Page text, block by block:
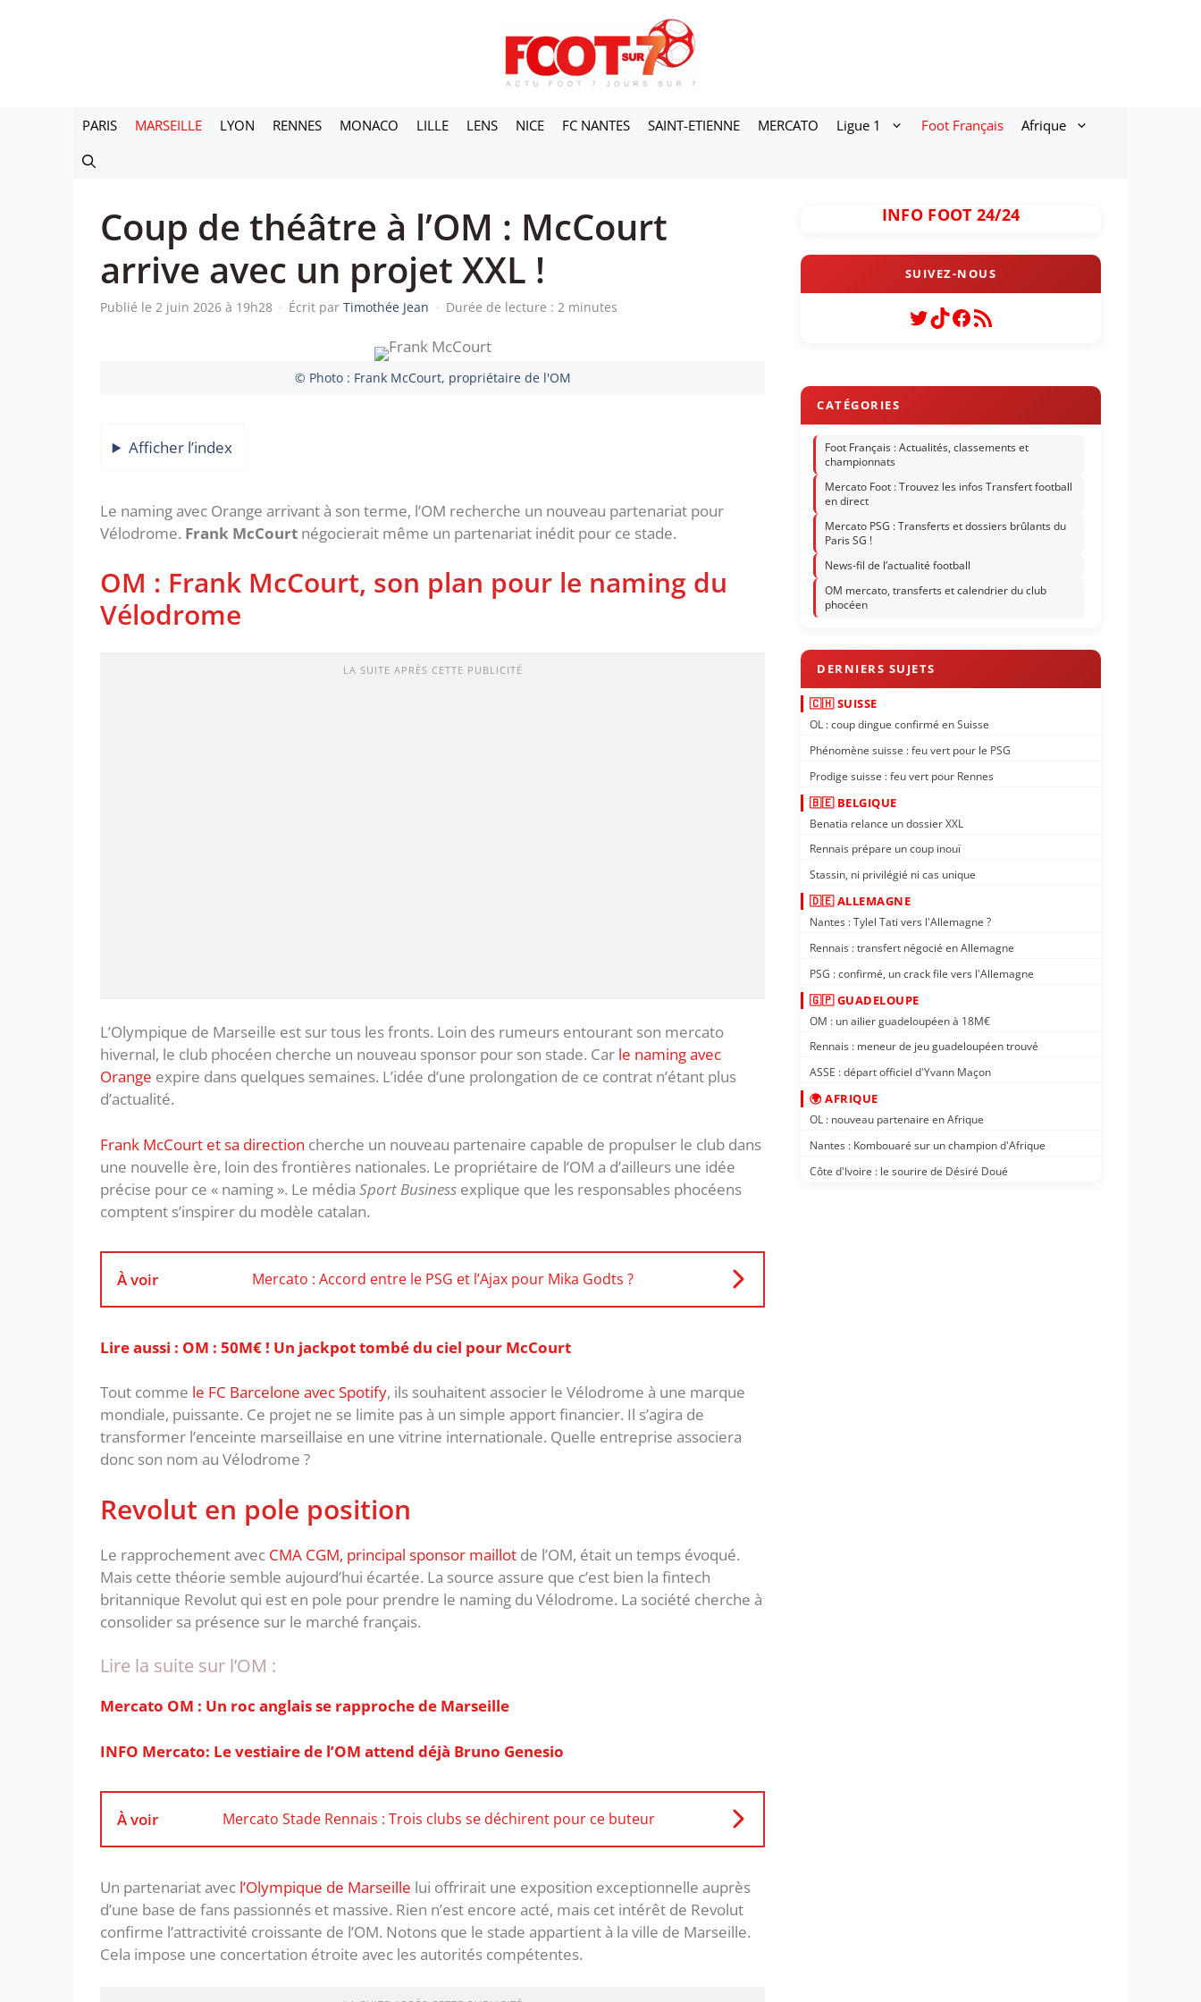
PARIS MARSEILLE LYON RENNES MONACO LILLE LENS NICE FC NANTES SAINT-ETIENNE MERCATO Ligue 1 Foot Français Afrique
Coup de théâtre à l’OM : McCourt
arrive avec un projet XXL !
Publié le 2 juin 2026 à 19h28 · Écrit parTimothée Jean · Durée de lecture : 2 minutes
© Photo : Frank McCourt, propriétaire de l'OM
Afficher l’index
Le naming avec Orange arrivant à son terme, l’OM recherche un nouveau partenariat pour
Vélodrome. Frank McCourt négocierait même un partenariat inédit pour ce stade.
OM : Frank McCourt, son plan pour le naming du
Vélodrome
LA SUITE APRÈS CETTE PUBLICITÉ
L’Olympique de Marseille est sur tous les fronts. Loin des rumeurs entourant son mercato
hivernal, le club phocéen cherche un nouveau sponsor pour son stade. Car le naming avec
Orange expire dans quelques semaines. L’idée d’une prolongation de ce contrat n’étant plus
d’actualité.
Frank McCourt et sa direction cherche un nouveau partenaire capable de propulser le club dans
une nouvelle ère, loin des frontières nationales. Le propriétaire de l’OM a d’ailleurs une idée
précise pour ce « naming ». Le média Sport Business explique que les responsables phocéens
comptent s’inspirer du modèle catalan.
À voir Mercato : Accord entre le PSG et l’Ajax pour Mika Godts ?
Lire aussi : OM : 50M€ ! Un jackpot tombé du ciel pour McCourt
Tout comme le FC Barcelone avec Spotify, ils souhaitent associer le Vélodrome à une marque
mondiale, puissante. Ce projet ne se limite pas à un simple apport financier. Il s’agira de
transformer l’enceinte marseillaise en une vitrine internationale. Quelle entreprise associera
donc son nom au Vélodrome ?
Revolut en pole position
Le rapprochement avec CMA CGM, principal sponsor maillot de l’OM, était un temps évoqué.
Mais cette théorie semble aujourd’hui écartée. La source assure que c’est bien la fintech
britannique Revolut qui est en pole pour prendre le naming du Vélodrome. La société cherche à
consolider sa présence sur le marché français.
Lire la suite sur l’OM :
Mercato OM : Un roc anglais se rapproche de Marseille
INFO Mercato: Le vestiaire de l’OM attend déjà Bruno Genesio
À voir Mercato Stade Rennais : Trois clubs se déchirent pour ce buteur
Un partenariat avec l’Olympique de Marseille lui offrirait une exposition exceptionnelle auprès
d’une base de fans passionnés et massive. Rien n’est encore acté, mais cet intérêt de Revolut
confirme l’attractivité croissante de l’OM. Notons que le stade appartient à la ville de Marseille.
Cela impose une concertation étroite avec les autorités compétentes.
INFO FOOT 24/24
Twitter
TikTok
Facebook
Flux RSS
Foot Français : Actualités, classements et
championnats
Mercato Foot : Trouvez les infos Transfert football
en direct
Mercato PSG : Transferts et dossiers brûlants du
Paris SG !
News-fil de l’actualité football
OM mercato, transferts et calendrier du club
phocéen
🇨🇭 SUISSE
OL : coup dingue confirmé en Suisse
Phénomène suisse : feu vert pour le PSG
Prodige suisse : feu vert pour Rennes
🇧🇪 BELGIQUE
Benatia relance un dossier XXL
Rennais prépare un coup inouï
Stassin, ni privilégié ni cas unique
🇩🇪 ALLEMAGNE
Nantes : Tylel Tati vers l'Allemagne ?
Rennais : transfert négocié en Allemagne
PSG : confirmé, un crack file vers l'Allemagne
🇬🇵 GUADELOUPE
OM : un ailier guadeloupéen à 18M€
Rennais : meneur de jeu guadeloupéen trouvé
ASSE : départ officiel d'Yvann Maçon
🌍 AFRIQUE
OL : nouveau partenaire en Afrique
Nantes : Kombouaré sur un champion d'Afrique
Côte d'Ivoire : le sourire de Désiré Doué